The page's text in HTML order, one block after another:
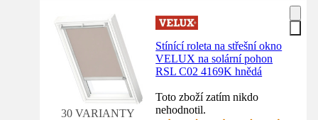
30 VARIANTY
Stínící roleta na střešní okno
VELUX na solární pohon
RSL C02 4169K hnědá
Toto zboží zatím nikdo
nehodnotil.